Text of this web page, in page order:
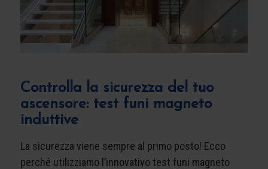
Controlla la sicurezza del tuo
ascensore: test funi magneto
induttive
La sicurezza viene sempre al primo posto! Ecco
perché utilizziamo l’innovativo test funi magneto